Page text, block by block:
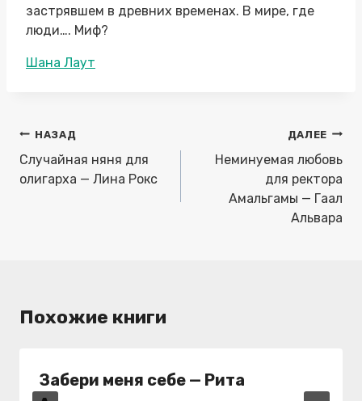
застрявшем в древних временах. В мире, где
люди…. Миф?
Метки
Шана Лаут
Навигация
по
записям
НАЗАД
Случайная няня для
олигарха — Лина Рокс
ДАЛЕЕ
Неминуемая любовь
для ректора
Амальгамы — Гаал
Альвара
Похожие книги
Забери меня себе — Рита